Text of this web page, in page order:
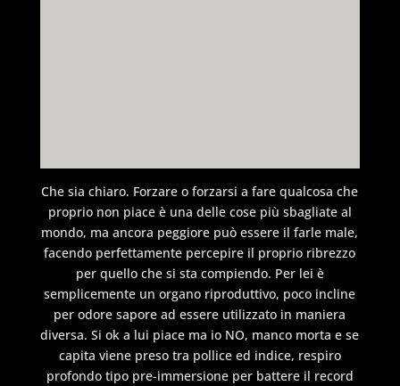
Che sia chiaro. Forzare o forzarsi a fare qualcosa che
proprio non piace è una delle cose più sbagliate al
mondo, ma ancora peggiore può essere il farle male,
facendo perfettamente percepire il proprio ribrezzo
per quello che si sta compiendo. Per lei è
semplicemente un organo riproduttivo, poco incline
per odore sapore ad essere utilizzato in maniera
diversa. Si ok a lui piace ma io NO, manco morta e se
capita viene preso tra pollice ed indice, respiro
profondo tipo pre-immersione per battere il record